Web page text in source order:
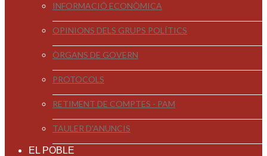
INFORMACIÓ ECONÒMICA
OPINIONS DELS GRUPS POLÍTICS
ÒRGANS DE GOVERN
PROTOCOLS
RETIMENT DE COMPTES - PAM
TAULER D'ANUNCIS
EL POBLE